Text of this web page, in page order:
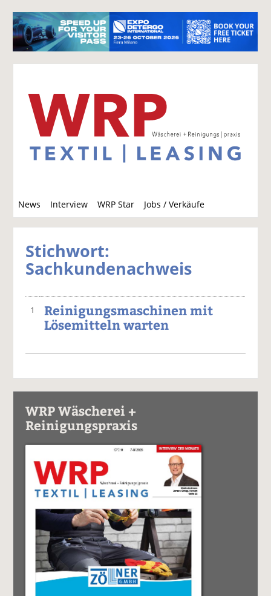
News Interview WRP Star Jobs / Verkäufe
u
c
Stichwort:
Sachkundenachweis
1
Reinigungsmaschinen mit
Lösemitteln warten
WRP Wäscherei +
Reinigungspraxis